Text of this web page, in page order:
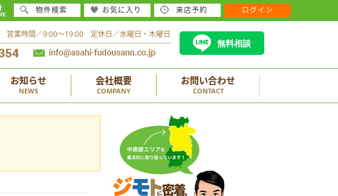
営業時間／9:00～19:00 定休日／水曜日・木曜日
無料相談
お知らせ
NEWS
会社概要
COMPANY
お問い合わせ
CONTACT
物件検索 お気に入り 来店予約 ログイン